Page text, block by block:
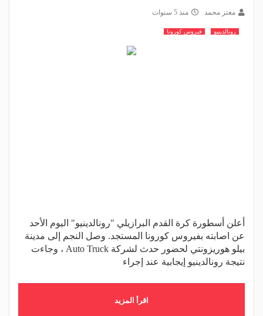
معتز محمد منذ 5 سنوات
رونالدينيو فيروس كورونا
أعلن أسطورة كرة القدم البرازيلي "رونالدينيو" اليوم الأحد
عن اصابته بفيروس كورونا المستجد. وصل النجم إلى مدينة
بيلو هوريزونتي لحضور حدث لشركة Auto Truck ، وجاءت
نتيجة رونالدينيو إيجابية عند إجراء
اقرأ المزيد